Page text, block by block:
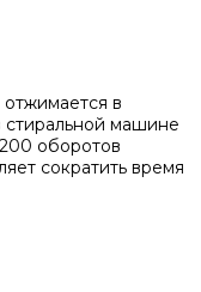
в
машине
оборотов
сократить время